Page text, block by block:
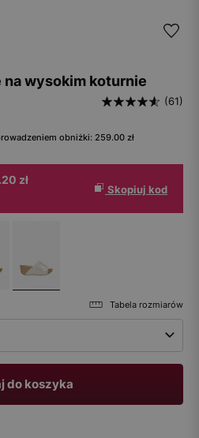
na wysokim koturnie
(61)
obniżki: 259.00 zł
zł
Skopiuj kod
Tabela rozmiarów
do koszyka